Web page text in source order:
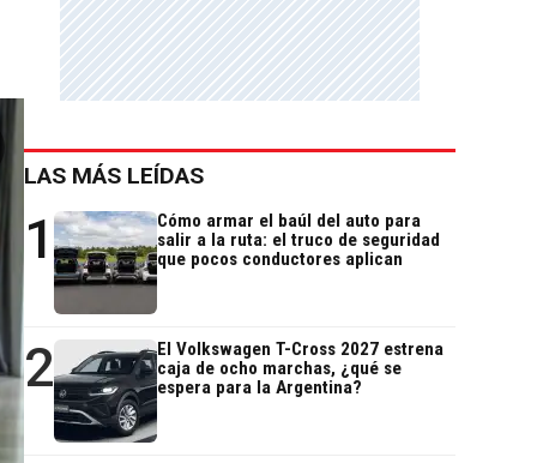
LAS MÁS LEÍDAS
1
Cómo armar el baúl del auto para
salir a la ruta: el truco de seguridad
que pocos conductores aplican
2
El Volkswagen T-Cross 2027 estrena
caja de ocho marchas, ¿qué se
espera para la Argentina?